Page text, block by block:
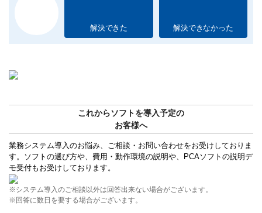
解決できた 解決できなかった
これからソフトを導入予定の
お客様へ
業務システム導入のお悩み、ご相談・お問い合わせをお受けしておりま
す。ソフトの選び方や、費用・動作環境の説明や、PCAソフトの説明デ
モ受付もお受けしております。
※システム導入のご相談以外は回答出来ない場合がございます。
※回答に数日を要する場合がございます。